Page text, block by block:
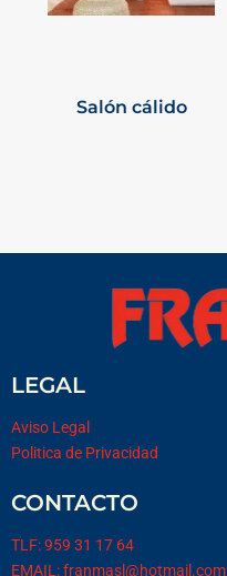
Salón cálido
LEGAL
Aviso Legal
Politica de Privacidad
CONTACTO
TLF: 959 31 17 64
EMAIL: franmasl@hotmail.com